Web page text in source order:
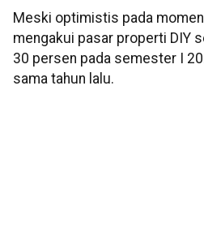
Meski optimistis pada
mengakui pasar properti DIY
30 persen pada semester I
sama tahun lalu.